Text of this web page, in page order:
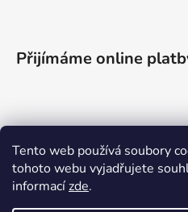
Tento web používá soubory
tohoto webu vyjadřujete
informacízde.
Přijímáme online
Vyhledávání